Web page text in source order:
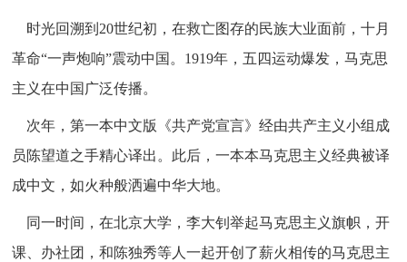
时光回溯到20世纪初，在救亡图存的民族大业面前，十月
革命“一声炮响”震动中国。1919年，五四运动爆发，马克思
主义在中国广泛传播。
次年，第一本中文版《共产党宣言》经由共产主义小组成
员陈望道之手精心译出。此后，一本本马克思主义经典被译
成中文，如火种般洒遍中华大地。
同一时间，在北京大学，李大钊举起马克思主义旗帜，开
课、办社团，和陈独秀等人一起开创了薪火相传的马克思主